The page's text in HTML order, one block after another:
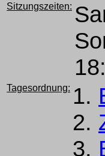
Sitzungszeiten:
Tagesordnung: